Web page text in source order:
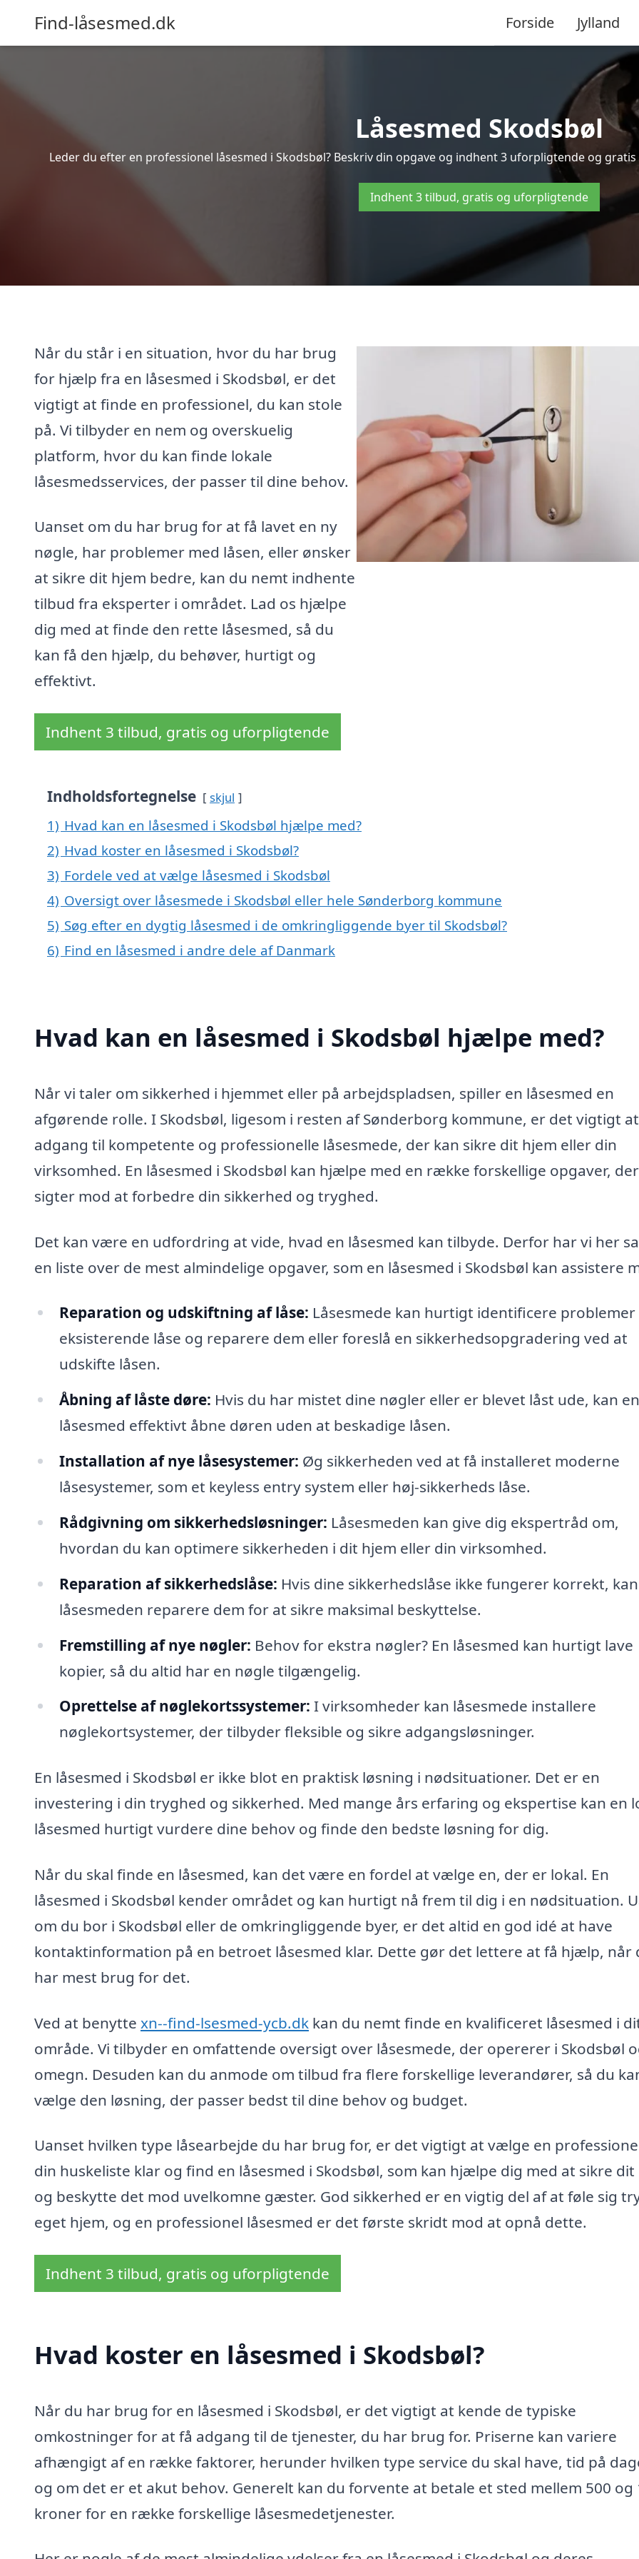
Find-låsesmed.dk Forside Jylland
Låsesmed Skodsbøl
Leder du efter en professionel låsesmed i Skodsbøl? Beskriv din opgave og indhent 3 uforpligtende og
Indhent 3 tilbud, gratis og uforpligtende
Når du står i en situation, hvor du har brug
for hjælp fra en låsesmed i Skodsbøl, er det
vigtigt at finde en professionel, du kan stole
på. Vi tilbyder en nem og overskuelig
platform, hvor du kan finde lokale
låsesmedsservices, der passer til dine behov.
Uanset om du har brug for at få lavet en ny
nøgle, har problemer med låsen, eller ønsker
at sikre dit hjem bedre, kan du nemt indhente
tilbud fra eksperter i området. Lad os hjælpe
dig med at finde den rette låsesmed, så du
kan få den hjælp, du behøver, hurtigt og
effektivt.
Indhent 3 tilbud, gratis og uforpligtende
Indholdsfortegnelse skjul
1) Hvad kan en låsesmed i Skodsbøl hjælpe med?
2) Hvad koster en låsesmed i Skodsbøl?
3) Fordele ved at vælge låsesmed i Skodsbøl
4) Oversigt over låsesmede i Skodsbøl eller hele Sønderborg kommune
5) Søg efter en dygtig låsesmed i de omkringliggende byer til Skodsbøl?
6) Find en låsesmed i andre dele af Danmark
Hvad kan en låsesmed i Skodsbøl hjælpe med?
Når vi taler om sikkerhed i hjemmet eller på arbejdspladsen, spiller en låsesmed en
afgørende rolle. I Skodsbøl, ligesom i resten af Sønderborg kommune, er det vigtigt
adgang til kompetente og professionelle låsesmede, der kan sikre dit hjem eller din
virksomhed. En låsesmed i Skodsbøl kan hjælpe med en række forskellige opgaver,
sigter mod at forbedre din sikkerhed og tryghed.
Det kan være en udfordring at vide, hvad en låsesmed kan tilbyde. Derfor har vi her
en liste over de mest almindelige opgaver, som en låsesmed i Skodsbøl kan assistere
Reparation og udskiftning af låse: Låsesmede kan hurtigt identificere problemer
eksisterende låse og reparere dem eller foreslå en sikkerhedsopgradering ved at
udskifte låsen.
Åbning af låste døre: Hvis du har mistet dine nøgler eller er blevet låst ude, kan en
låsesmed effektivt åbne døren uden at beskadige låsen.
Installation af nye låsesystemer: Øg sikkerheden ved at få installeret moderne
låsesystemer, som et keyless entry system eller høj-sikkerheds låse.
Rådgivning om sikkerhedsløsninger: Låsesmeden kan give dig ekspertråd om,
hvordan du kan optimere sikkerheden i dit hjem eller din virksomhed.
Reparation af sikkerhedslåse: Hvis dine sikkerhedslåse ikke fungerer korrekt, kan
låsesmeden reparere dem for at sikre maksimal beskyttelse.
Fremstilling af nye nøgler: Behov for ekstra nøgler? En låsesmed kan hurtigt lave
kopier, så du altid har en nøgle tilgængelig.
Oprettelse af nøglekortssystemer: I virksomheder kan låsesmede installere
nøglekortsystemer, der tilbyder fleksible og sikre adgangsløsninger.
En låsesmed i Skodsbøl er ikke blot en praktisk løsning i nødsituationer. Det er en
investering i din tryghed og sikkerhed. Med mange års erfaring og ekspertise kan en
låsesmed hurtigt vurdere dine behov og finde den bedste løsning for dig.
Når du skal finde en låsesmed, kan det være en fordel at vælge en, der er lokal. En
låsesmed i Skodsbøl kender området og kan hurtigt nå frem til dig i en nødsituation.
om du bor i Skodsbøl eller de omkringliggende byer, er det altid en god idé at have
kontaktinformation på en betroet låsesmed klar. Dette gør det lettere at få hjælp, når
har mest brug for det.
Ved at benytte xn--find-lsesmed-ycb.dk kan du nemt finde en kvalificeret låsesmed i
område. Vi tilbyder en omfattende oversigt over låsesmede, der opererer i Skodsbøl
omegn. Desuden kan du anmode om tilbud fra flere forskellige leverandører, så du
vælge den løsning, der passer bedst til dine behov og budget.
Uanset hvilken type låsearbejde du har brug for, er det vigtigt at vælge en
din huskeliste klar og find en låsesmed i Skodsbøl, som kan hjælpe dig med at sikre dit
og beskytte det mod uvelkomne gæster. God sikkerhed er en vigtig del af at føle sig
eget hjem, og en professionel låsesmed er det første skridt mod at opnå dette.
Indhent 3 tilbud, gratis og uforpligtende
Hvad koster en låsesmed i Skodsbøl?
Når du har brug for en låsesmed i Skodsbøl, er det vigtigt at kende de typiske
omkostninger for at få adgang til de tjenester, du har brug for. Priserne kan variere
afhængigt af en række faktorer, herunder hvilken type service du skal have, tid på
og om det er et akut behov. Generelt kan du forvente at betale et sted mellem 500 og
kroner for en række forskellige låsesmedetjenester.